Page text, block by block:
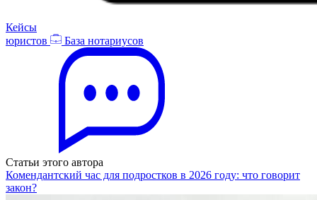
Кейсы
юристов
База нотариусов
Статьи этого автора
Комендантский час для подростков в 2026 году: что говорит
закон?